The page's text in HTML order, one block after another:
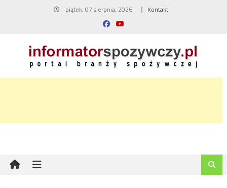
piątek, 07 sierpnia, 2026 Kontakt